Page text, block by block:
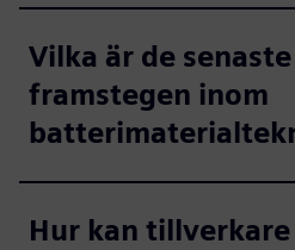
Vilka är de senaste
framstegen inom
Hur kan